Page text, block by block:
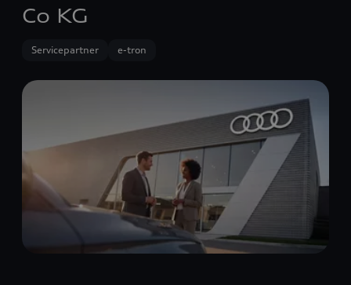
Co KG
Servicepartner e-tron